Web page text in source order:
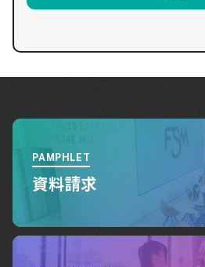
PAMPHLET
資料請求